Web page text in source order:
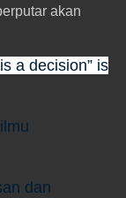
akan
a decision” is
dan